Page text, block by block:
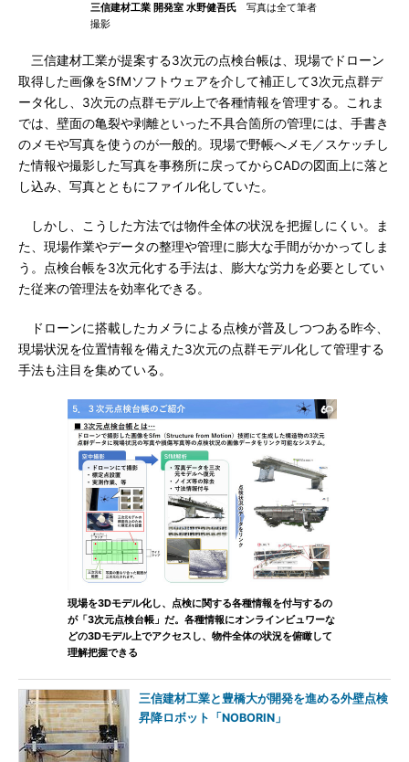
三信建材工業 開発室 水野健吾氏 写真は全て筆者
撮影
三信建材工業が提案する3次元の点検台帳は、現場でドローン
取得した画像をSfMソフトウェアを介して補正して3次元点群デ
ータ化し、3次元の点群モデル上で各種情報を管理する。これま
では、壁面の亀裂や剥離といった不具合箇所の管理には、手書き
のメモや写真を使うのが一般的。現場で野帳へメモ／スケッチし
た情報や撮影した写真を事務所に戻ってからCADの図面上に落と
し込み、写真とともにファイル化していた。
しかし、こうした方法では物件全体の状況を把握しにくい。ま
た、現場作業やデータの整理や管理に膨大な手間がかかってしま
う。点検台帳を3次元化する手法は、膨大な労力を必要としてい
た従来の管理法を効率化できる。
ドローンに搭載したカメラによる点検が普及しつつある昨今、
現場状況を位置情報を備えた3次元の点群モデル化して管理する
手法も注目を集めている。
現場を3Dモデル化し、点検に関する各種情報を付与するの
が「3次元点検台帳」だ。各種情報にオンラインビュワーな
どの3Dモデル上でアクセスし、物件全体の状況を俯瞰して
理解把握できる
三信建材工業と豊橋大が開発を進める外壁点検
昇降ロボット「NOBORIN」